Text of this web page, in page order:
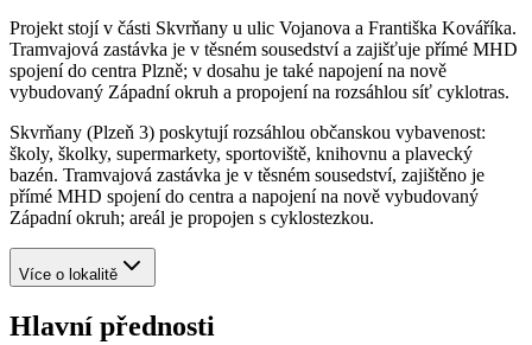
Projekt stojí v části Skvrňany u ulic Vojanova a Františka Kováříka.
Tramvajová zastávka je v těsném sousedství a zajišťuje přímé MHD
spojení do centra Plzně; v dosahu je také napojení na nově
vybudovaný Západní okruh a propojení na rozsáhlou síť cyklotras.
Skvrňany (Plzeň 3) poskytují rozsáhlou občanskou vybavenost:
školy, školky, supermarkety, sportoviště, knihovnu a plavecký
bazén. Tramvajová zastávka je v těsném sousedství, zajištěno je
přímé MHD spojení do centra a napojení na nově vybudovaný
Západní okruh; areál je propojen s cyklostezkou.
Více o lokalitě
Hlavní přednosti